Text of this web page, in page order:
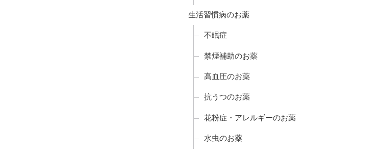
生活習慣病のお薬
不眠症
禁煙補助のお薬
高血圧のお薬
抗うつのお薬
花粉症・アレルギーのお薬
水虫のお薬